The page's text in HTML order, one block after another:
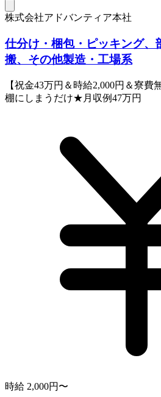
株式会社アドバンティア本社
仕分け・梱包・ピッキング、
搬、その他製造・工場系
【祝金43万円＆時給2,000円＆寮費
棚にしまうだけ★月収例47万円
時給 2,000円〜